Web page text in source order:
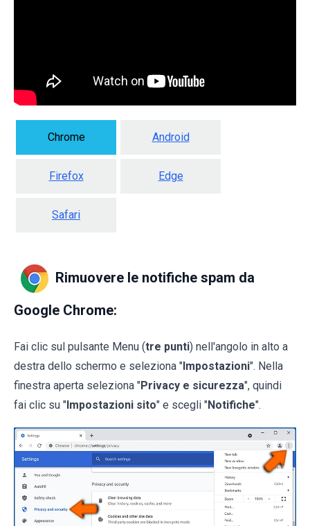
Chrome Android
Firefox Edge
Safari
Rimuovere le notifiche spam da
Google Chrome:
Fai clic sul pulsante Menu (tre punti) nell'angolo in alto a
destra dello schermo e seleziona "Impostazioni". Nella
finestra aperta seleziona "Privacy e sicurezza", quindi
fai clic su "Impostazioni sito" e scegli "Notifiche".